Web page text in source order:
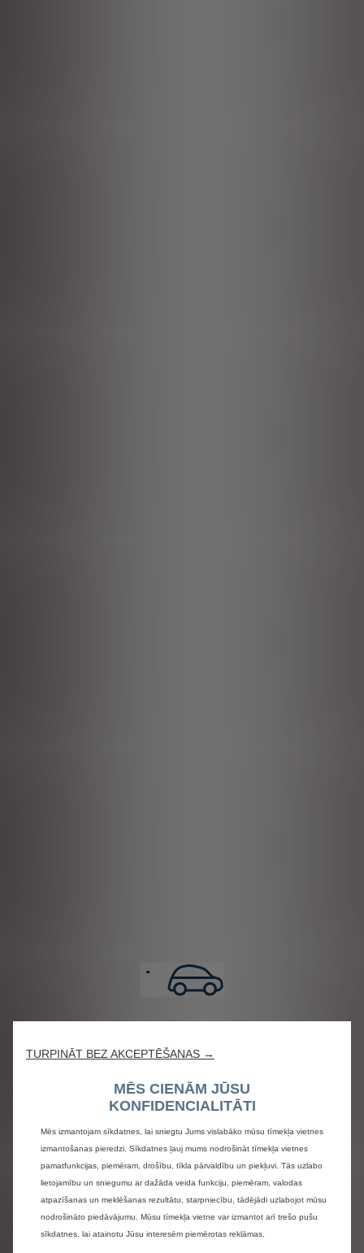
TURPINĀT BEZ AKCEPTĒŠANAS →
MĒS CIENĀM JŪSU
KONFIDENCIALITĀTI
Mēs izmantojam sīkdatnes, lai sniegtu Jums vislabāko mūsu tīmekļa vietnes
izmantošanas pieredzi. Sīkdatnes ļauj mums nodrošināt tīmekļa vietnes
pamatfunkcijas, piemēram, drošību, tīkla pārvaldību un piekļuvi. Tās uzlabo
lietojamību un sniegumu ar dažāda veida funkciju, piemēram, valodas
atpazīšanas un meklēšanas rezultātu, starpniecību, tādējādi uzlabojot mūsu
nodrošināto piedāvājumu. Mūsu tīmekļa vietne var izmantot arī trešo pušu
sīkdatnes, lai atainotu Jūsu interesēm piemērotas reklāmas.